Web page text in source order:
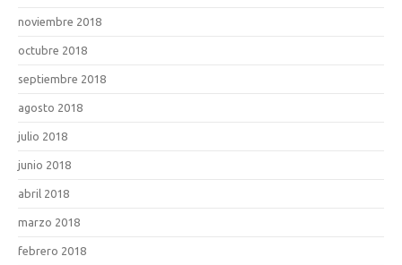
noviembre 2018
octubre 2018
septiembre 2018
agosto 2018
julio 2018
junio 2018
abril 2018
marzo 2018
febrero 2018